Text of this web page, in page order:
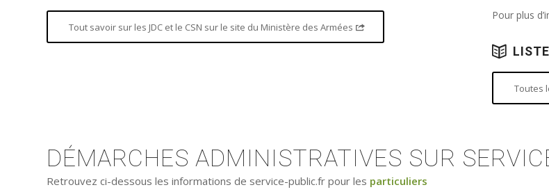
Tout savoir sur les JDC et le CSN sur le site du Ministère des Armées
Pour plus
Toutes
DÉMARCHES ADMINISTRATIVES SUR
Retrouvez ci-dessous les informations de service-public.fr pour les particuliers